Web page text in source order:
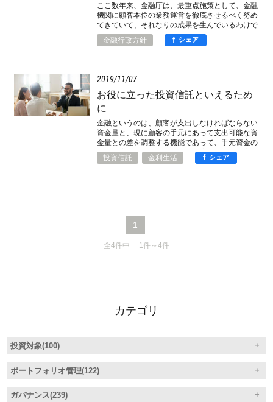
ここ数年来、金融庁は、最重点施策として、金融
機関に顧客本位の業務運営を徹底させるべく努め
てきていて、それなりの成果を生んでいるわけで
すが、依然として顧客の利益に反した問題事象も
少なくないとみられ、金融界の根本的な構造改革
はり、規制が必要なのではないか、規制するとし
たら、どこに的を絞るべきか。
金融行政方針 f シェア
2019 11 07
お役に立った投資信託といえるため
に
金融というのは、顧客が支出しなければならない
資金量と、現に顧客の手元にあって支出可能な資
金量との差を調整する機能であって、手元資金の
不足に応えるのが融資、余剰に応えるのが資産形
成、そして、資産形成の道具が投資信託です。融
投資信託 金利生活 f シェア
1
全4件中 1件～4件
カテゴリ
投資対象(100)
ポートフォリオ管理(122)
ガバナンス(239)